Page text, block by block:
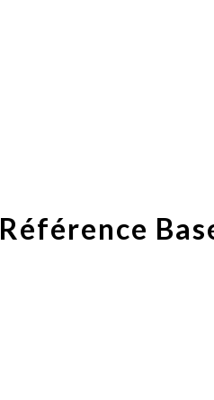
Référence